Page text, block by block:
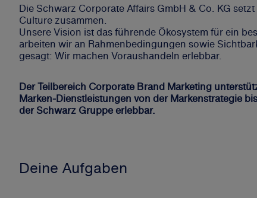
Die Schwarz Corporate Affairs GmbH & Co. KG
Culture zusammen.
Unsere Vision ist das führende Ökosystem für ein
arbeiten wir an Rahmenbedingungen sowie
gesagt: Wir machen Voraushandeln erlebbar.
Der Teilbereich Corporate Brand Marketing
Marken-Dienstleistungen von der Markenstrategie
der Schwarz Gruppe erlebbar.
Deine Aufgaben